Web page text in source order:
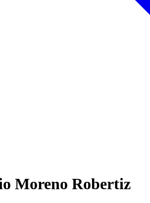
Moreno Robertiz